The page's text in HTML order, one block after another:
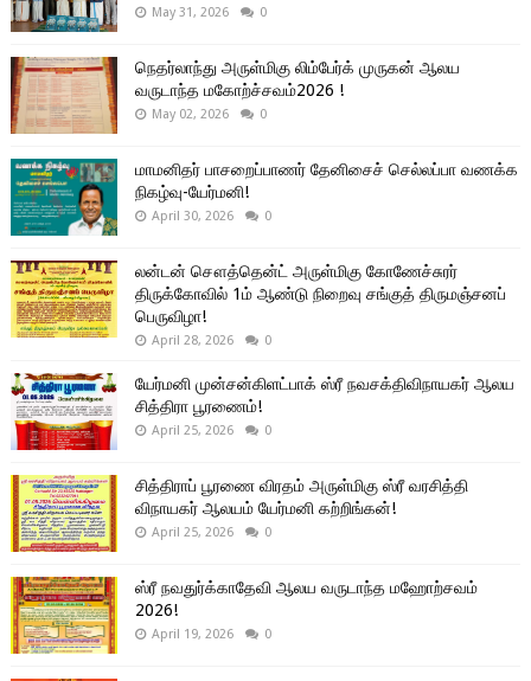
May 31, 2026 0
நெதர்லாந்து அருள்மிகு லிம்பேர்க் முருகன் ஆலய
வருடாந்த மகோற்ச்சவம்2026 !
May 02, 2026 0
மாமனிதர் பாசறைப்பாணர் தேனிசைச் செல்லப்பா வணக்க
நிகழ்வு-யேர்மனி!
April 30, 2026 0
லன்டன் சௌத்தென்ட் அருள்மிகு கோணேச்சுரர்
திருக்கோவில் 1ம் ஆண்டு நிறைவு சங்குத் திருமஞ்சனப்
பெருவிழா!
April 28, 2026 0
யேர்மனி முன்சன்கிளட்பாக் ஸ்ரீ நவசக்திவிநாயகர் ஆலய
சித்திரா பூரணைம்!
April 25, 2026 0
சித்திராப் பூரணை விரதம் அருள்மிகு ஸ்ரீ வரசித்தி
விநாயகர் ஆலயம் யேர்மனி கற்றிங்கன்!
April 25, 2026 0
ஸ்ரீ நவதுர்க்காதேவி ஆலய வருடாந்த மஹோற்சவம்
2026!
April 19, 2026 0